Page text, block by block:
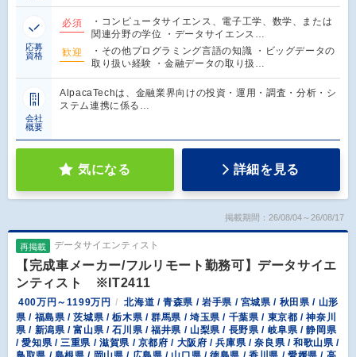
応募
資格
必須
・コンピュータサイエンス、電子工学、数学、または
関連分野の学位 ・データサイエンス…
歓迎
・その他プログラミング言語の知識 ・ビッグデータの
取り扱い経験 ・金融データの取り扱…
会社
概要
AlpacaTechは、金融業界向けの投資・運用・調査・分析・シ
ステム連携に係る…
気になる 詳細を見る
掲載期間：26/08/04～26/08/17
再掲載 データサイエンティスト
【完成車メーカー/フルリモート勤務可】データサイエ
ンティスト ※IT2411
400万円～1199万円
北海道 / 青森県 / 岩手県 / 宮城県 / 秋田県 / 山形
県 / 福島県 / 茨城県 / 栃木県 / 群馬県 / 埼玉県 / 千葉県 / 東京都 / 神奈川
県 / 新潟県 / 富山県 / 石川県 / 福井県 / 山梨県 / 長野県 / 岐阜県 / 静岡県
/ 愛知県 / 三重県 / 滋賀県 / 京都府 / 大阪府 / 兵庫県 / 奈良県 / 和歌山県 /